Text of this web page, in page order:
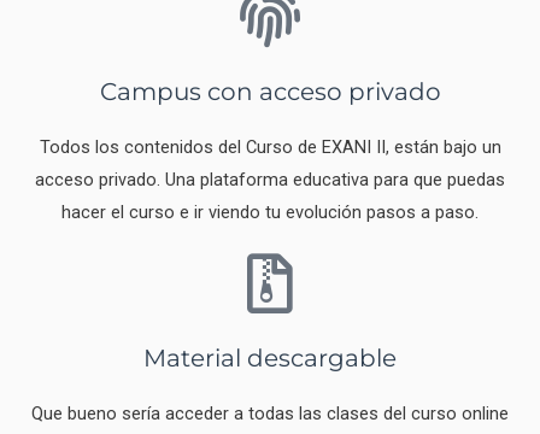
Campus con acceso privado
Todos los contenidos del Curso de EXANI II, están bajo un
acceso privado. Una plataforma educativa para que puedas
hacer el curso e ir viendo tu evolución pasos a paso.
Material descargable
Que bueno sería acceder a todas las clases del curso online